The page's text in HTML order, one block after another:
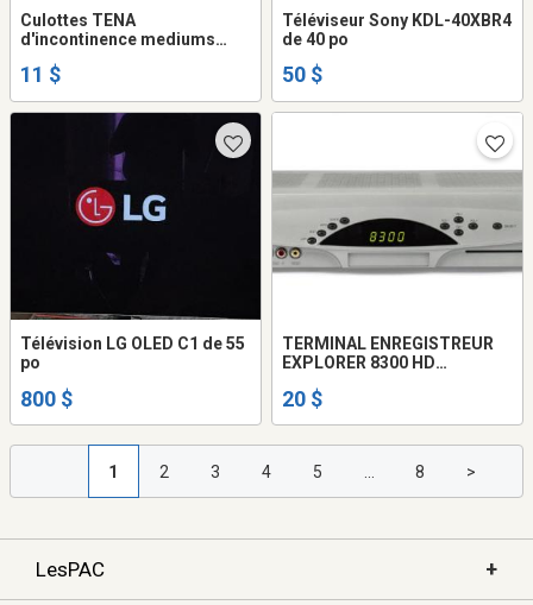
Culottes TENA
d'incontinence mediums
11 $
Téléviseur Sony KDL-40XBR4
de 40 po
50 $
Télévision LG OLED C1 de 55
po
800 $
TERMINAL ENREGISTREUR
EXPLORER 8300 HD
20 $
1 2 3 4 5 8 >
LesPAC +